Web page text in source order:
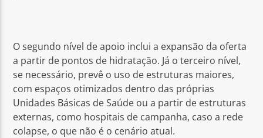
O segundo nível de apoio inclui a expansão da oferta
a partir de pontos de hidratação. Já o terceiro nível,
se necessário, prevê o uso de estruturas maiores,
com espaços otimizados dentro das próprias
Unidades Básicas de Saúde ou a partir de estruturas
externas, como hospitais de campanha, caso a rede
colapse, o que não é o cenário atual.